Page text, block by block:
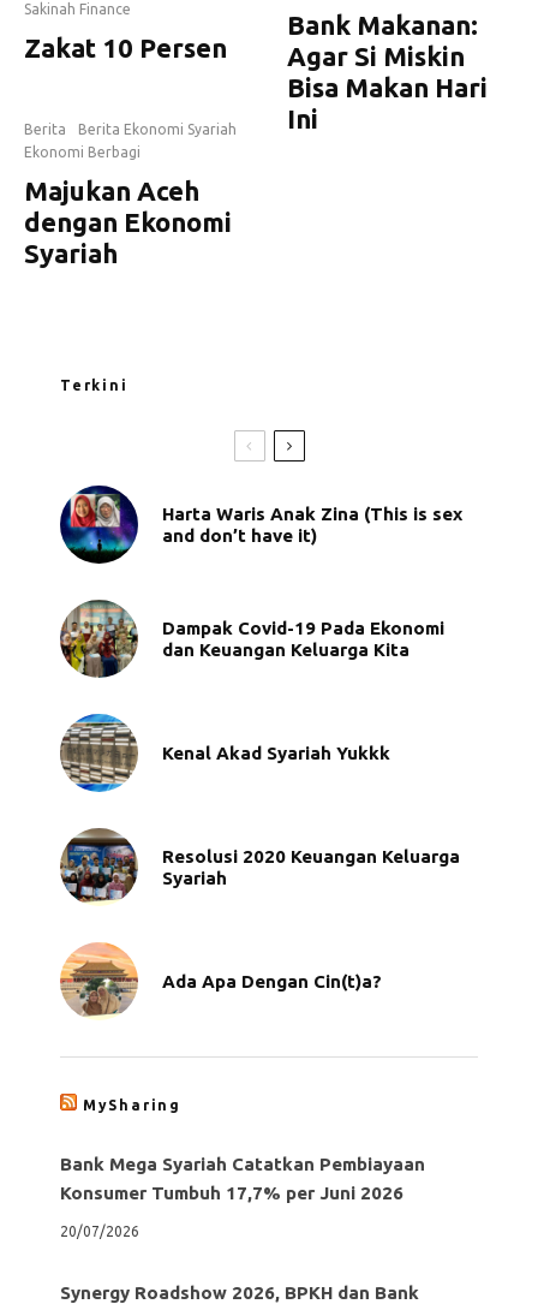
Sakinah Finance
Zakat 10 Persen
Berita
Berita Ekonomi Syariah
Ekonomi Berbagi
Majukan Aceh
dengan Ekonomi
Syariah
Bank Makanan:
Agar Si Miskin
Bisa Makan Hari
Ini
Terkini
Harta Waris Anak Zina (This is sex
and don’t have it)
Dampak Covid-19 Pada Ekonomi
dan Keuangan Keluarga Kita
Kenal Akad Syariah Yukkk
Resolusi 2020 Keuangan Keluarga
Syariah
Ada Apa Dengan Cin(t)a?
MySharing
Bank Mega Syariah Catatkan Pembiayaan
Konsumer Tumbuh 17,7% per Juni 2026
20/07/2026
Synergy Roadshow 2026, BPKH dan Bank